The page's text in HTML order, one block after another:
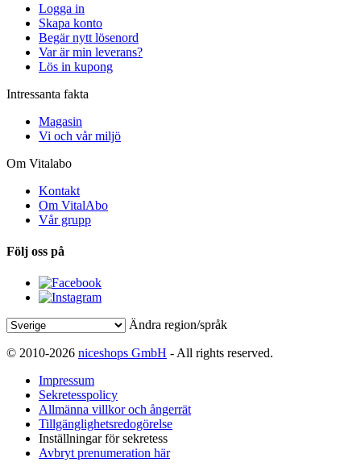
Logga in
Skapa konto
Begär nytt lösenord
Var är min leverans?
Lös in kupong
Intressanta fakta
Magasin
Vi och vår miljö
Om Vitalabo
Kontakt
Om VitalAbo
Vår grupp
Följ oss på
Ändra region/språk
© 2010-2026 niceshops GmbH - All rights reserved.
Impressum
Sekretesspolicy
Allmänna villkor och ångerrät
Tillgänglighetsredogörelse
Inställningar för sekretess
Avbryt prenumeration här